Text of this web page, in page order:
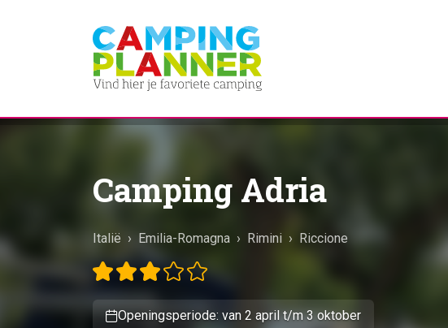
Camping Adria
Italië › Emilia-Romagna › Rimini › Riccione
Openingsperiode: van 2 april t/m 3 oktober